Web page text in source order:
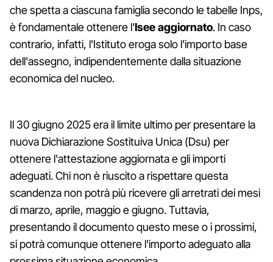
che spetta a ciascuna famiglia secondo le tabelle Inps,
è fondamentale ottenere l'Isee aggiornato. In caso
contrario, infatti, l'Istituto eroga solo l'importo base
dell'assegno, indipendentemente dalla situazione
economica del nucleo.
Il 30 giugno 2025 era il limite ultimo per presentare la
nuova Dichiarazione Sostituiva Unica (Dsu) per
ottenere l'attestazione aggiornata e gli importi
adeguati. Chi non è riuscito a rispettare questa
scandenza non potrà più ricevere gli arretrati dei mesi
di marzo, aprile, maggio e giugno. Tuttavia,
presentando il documento questo mese o i prossimi,
si potrà comunque ottenere l'importo adeguato alla